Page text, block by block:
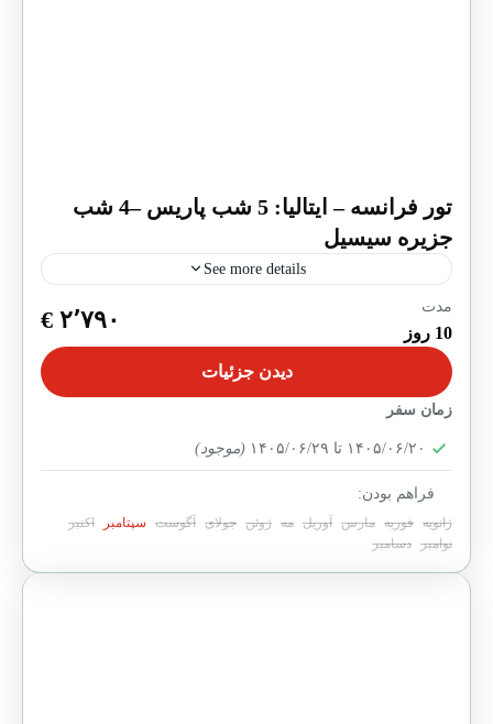
تور فرانسه – ایتالیا: 5 شب پاریس –4 شب
جزیره سیسیل
See more details
در حال ثبت نام
تور فرانسه – ایتالیا5 شب پاریس –4شب کاتانیا (جزیره
پاریس,
1-20 People
مدت
10 روز ۲٬۷۹۰ €
دیدن جزئیات
زمان سفر
۱۴۰۵/۰۶/۲۰ تا ۱۴۰۵/۰۶/۲۹ (موجود)
فراهم بودن:
ژانویه فوریه مارس آوریل مه ژوئن جولای آگوست سپتامبر
اکتبر
نوامبر دسامبر